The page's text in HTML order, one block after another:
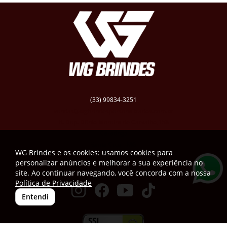
(33) 99834-3251
CEP: 35300-181
WG Brindes e os cookies: usamos cookies para
personalizar anúncios e melhorar a sua experiência no
site. Ao continuar navegando, você concorda com a nossa
Política de Privacidade
Entendi